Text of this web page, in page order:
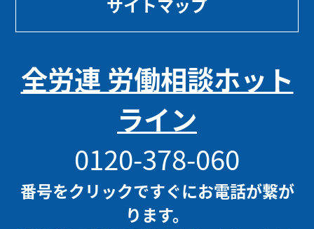
全労連 労働相談ホット
ライン
0120-378-060
番号をクリックですぐにお電話が繋が
ります。